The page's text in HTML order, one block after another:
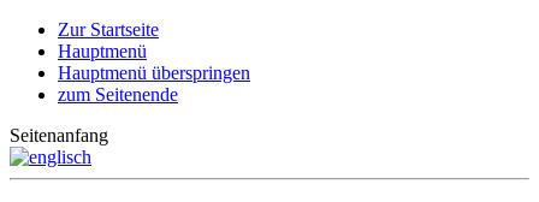
Zur Startseite
Hauptmenü
Hauptmenü überspringen
zum Seitenende
Seitenanfang